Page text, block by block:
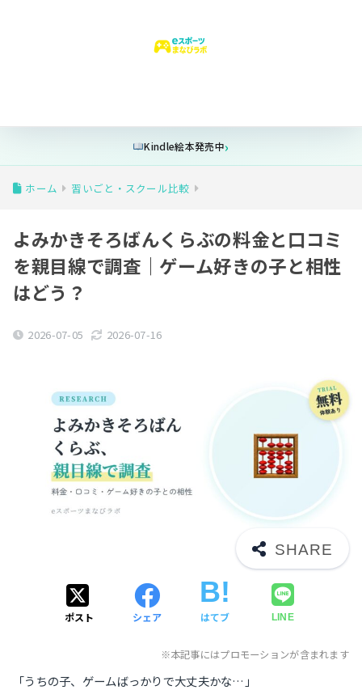
Kindle絵本発売中
ホーム 習いごと・スクール比較
よみかきそろばんくらぶの料金と口コミ
を親目線で調査｜ゲーム好きの子と相性
はどう？
2026-07-05 2026-07-16
ポスト シェア はてブ LINE
※本記事にはプロモーションが含まれます
「うちの子、ゲームばっかりで大丈夫かな…」